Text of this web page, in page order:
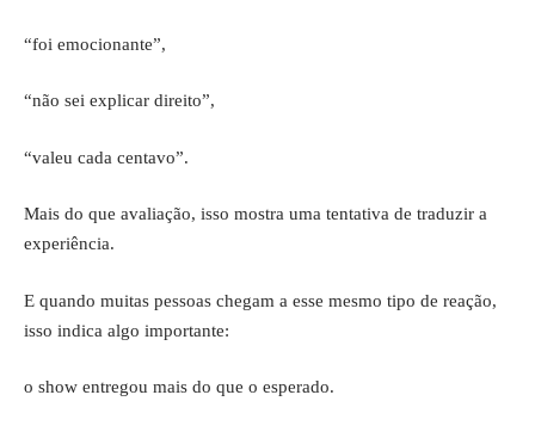
“foi emocionante”,
“não sei explicar direito”,
“valeu cada centavo”.
Mais do que avaliação, isso mostra uma tentativa de traduzir a
experiência.
E quando muitas pessoas chegam a esse mesmo tipo de reação,
isso indica algo importante:
o show entregou mais do que o esperado.